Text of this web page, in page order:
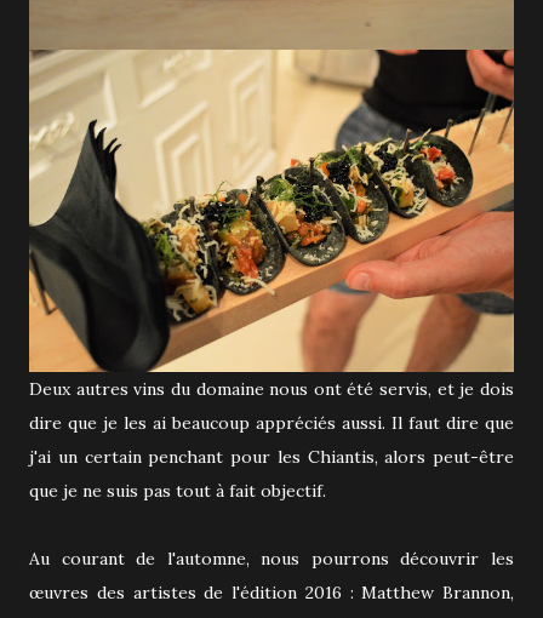
Deux autres vins du domaine nous ont été servis, et je dois
dire que je les ai beaucoup appréciés aussi. Il faut dire que
j'ai un certain penchant pour les Chiantis, alors peut-être
que je ne suis pas tout à fait objectif.
Au courant de l'automne, nous pourrons découvrir les
œuvres des artistes de l'édition 2016 : Matthew Brannon,